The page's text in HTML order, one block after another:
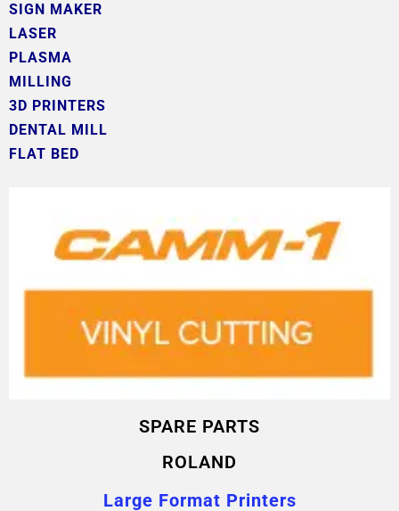
SIGN MAKER
LASER
PLASMA
MILLING
3D PRINTERS
DENTAL MILL
FLAT BED
SPARE PARTS
ROLAND
Large Format Printers